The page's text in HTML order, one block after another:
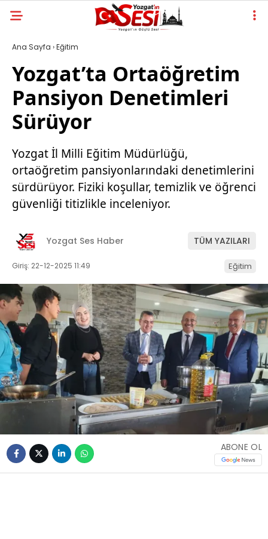
Ana Sayfa ›Eğitim
Yozgat’ta Ortaöğretim
Pansiyon Denetimleri
Sürüyor
Yozgat İl Milli Eğitim Müdürlüğü,
ortaöğretim pansiyonlarındaki denetimlerini
sürdürüyor. Fiziki koşullar, temizlik ve öğrenci
güvenliği titizlikle inceleniyor.
Yozgat Ses Haber TÜM YAZILARI
Giriş: 22-12-2025 11:49 Eğitim
ABONE OL